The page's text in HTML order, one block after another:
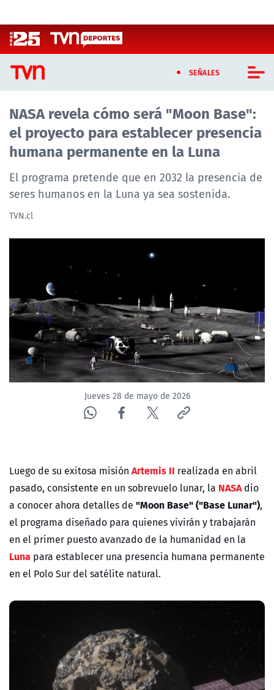
SEÑALES
CASTING MASTERCHEF CHILE
CASTING TVN VERTICAL
TVN PLAY
ACTUALIDAD Y TENDENCIAS
CORPORATIVO Y TRANSPARENCIA
CANAL DE DENUNCIAS
ÁREA DE PROYECTOS
NASA revela cómo será "Moon Base":
el proyecto para establecer presencia
humana permanente en la Luna
El programa pretende que en 2032 la presencia de
seres humanos en la Luna ya sea sostenida.
TVN.cl
Jueves 28 de mayo de 2026
Luego de su exitosa misión Artemis II realizada en abril
pasado, consistente en un sobrevuelo lunar, la NASAdio
a conocer ahora detalles de "Moon Base" ("Base Lunar"),
el programa diseñado para quienes vivirán y trabajarán
en el primer puesto avanzado de la humanidad en la
Luna para establecer una presencia humana permanente
en el Polo Sur del satélite natural.